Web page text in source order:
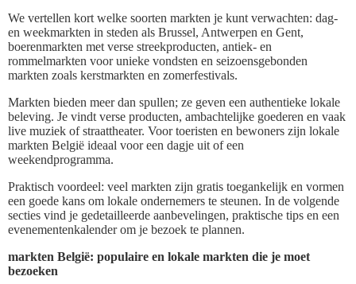
We vertellen kort welke soorten markten je kunt verwachten: dag-
en weekmarkten in steden als Brussel, Antwerpen en Gent,
boerenmarkten met verse streekproducten, antiek- en
rommelmarkten voor unieke vondsten en seizoensgebonden
markten zoals kerstmarkten en zomerfestivals.
Markten bieden meer dan spullen; ze geven een authentieke lokale
beleving. Je vindt verse producten, ambachtelijke goederen en vaak
live muziek of straattheater. Voor toeristen en bewoners zijn lokale
markten België ideaal voor een dagje uit of een
weekendprogramma.
Praktisch voordeel: veel markten zijn gratis toegankelijk en vormen
een goede kans om lokale ondernemers te steunen. In de volgende
secties vind je gedetailleerde aanbevelingen, praktische tips en een
evenementenkalender om je bezoek te plannen.
markten België: populaire en lokale markten die je moet
bezoeken